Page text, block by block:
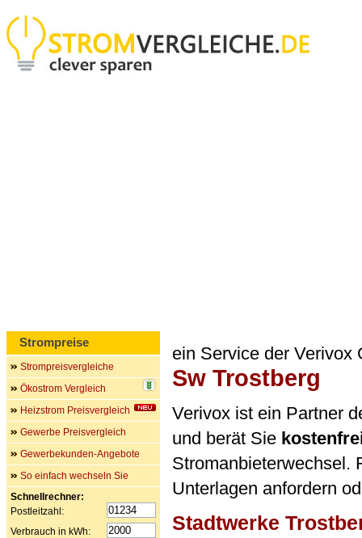
ein Service der Verivox
Sw Trostberg
Verivox ist ein Partner
und berät Sie
Stromanbieterwechsel.
Unterlagen anfordern
Stadtwerke
Strompreise
Strompreisvergleiche
Ökostrom Vergleich
Heizstrom Preisvergleich
Gewerbe Preisvergleich
Gewerbekunden-Angebote
So einfach wechseln Sie
Schnellrechner:
Postleitzahl:
Verbrauch in kWh: